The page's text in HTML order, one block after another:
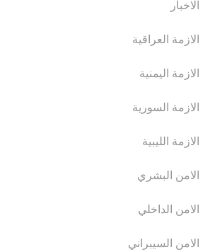
الاخبار
الازمة العراقية
الازمة اليمنية
الازمة السورية
الازمة الليبية
الامن البشري
الامن الداخلي
الامن السيبراني